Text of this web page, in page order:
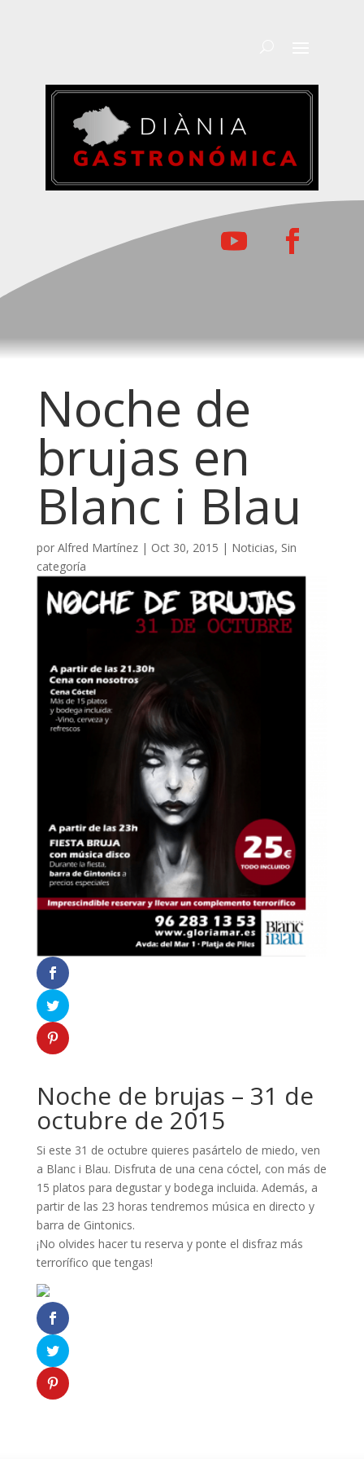
Noche de
brujas en
Blanc i Blau
por Alfred Martínez| Oct 30, 2015 | Noticias, Sin
categoría
Noche de brujas – 31 de
octubre de 2015
Si este 31 de octubre quieres pasártelo de miedo, ven
a Blanc i Blau. Disfruta de una cena cóctel, con más de
15 platos para degustar y bodega incluida. Además, a
partir de las 23 horas tendremos música en directo y
barra de Gintonics.
¡No olvides hacer tu reserva y ponte el disfraz más
terrorífico que tengas!